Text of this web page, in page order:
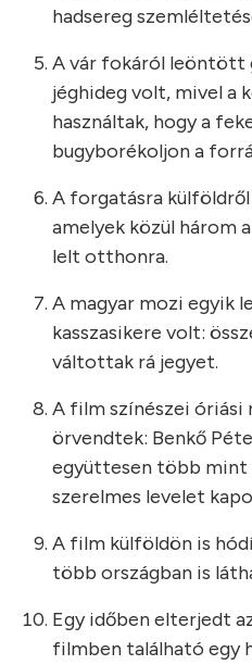
hadsereg
A vár fokáról leöntött
jéghideg volt, mivel a
használtak, hogy a
bugyborékoljon a
A forgatásra
amelyek közül három
lelt otthonra.
A magyar mozi egyik
kasszasikere volt:
váltottak rá jegyet.
A film színészei óriási
örvendtek: Benkő
együttesen több mint
szerelmes levelet
A film külföldön is
több országban is
Egy időben elterjedt
filmben található egy